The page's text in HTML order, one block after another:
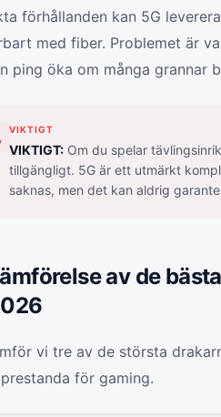
förhållanden kan 5G
med fiber. Problemet är
ping öka om många grannar
VIKTIGT
VIKTIGT: Om du spelar
tillgängligt. 5G är ett utmärkt
saknas, men det kan aldrig
av de
vi tre av de största
för gaming.